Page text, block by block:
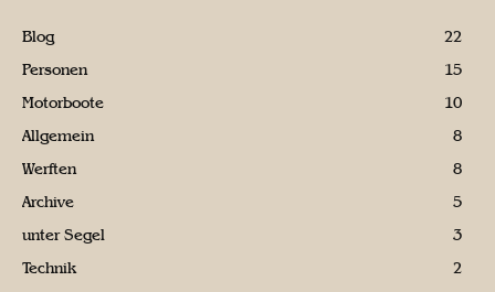
Blog
22
Personen
15
Motorboote
10
Allgemein
8
Werften
8
Archive
5
unter Segel
3
Technik
2